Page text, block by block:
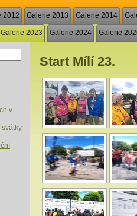
2012 Galerie 2013 Galerie 2014
Galerie 2023 Galerie 2024 Galerie
v
svátky
Start Mílí 23.